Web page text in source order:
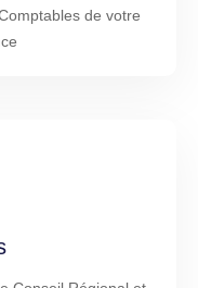
de votre